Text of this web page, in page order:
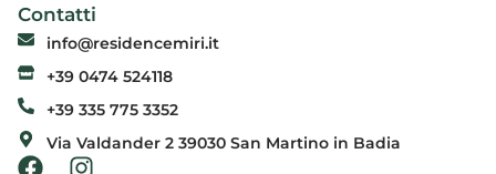
Contatti
info@residencemiri.it
+39 0474 524118
+39 335 775 3352
Via Valdander 2 39030 San Martino in Badia